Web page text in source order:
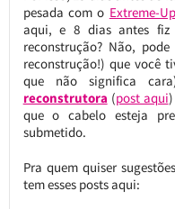
pesada com o Extreme-Up
aqui, e 8 dias antes fiz
reconstrução? Não,
reconstrução!) que você
que não significa
reconstrutora (post aqui
que o cabelo esteja
submetido.
Pra quem quiser
tem esses posts aqui: